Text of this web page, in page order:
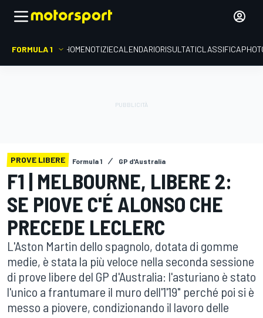
FORMULA 1 HOMENOTIZIECALENDARIORISULTATICLASSIFICA
PROVE LIBERE Formula 1 GP d'Australia
F1 | MELBOURNE, LIBERE 2:
SE PIOVE C'É ALONSO CHE
PRECEDE LECLERC
L'Aston Martin dello spagnolo, dotata di gomme
medie, è stata la più veloce nella seconda sessione
di prove libere del GP d'Australia: l'asturiano è stato
l'unico a frantumare il muro dell'1'19" perché poi si è
messo a piovere, condizionando il lavoro delle